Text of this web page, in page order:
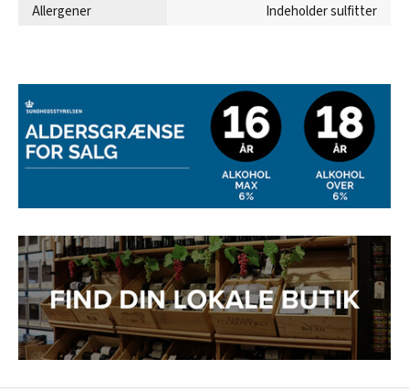
Allergener
Indeholder sulfitter